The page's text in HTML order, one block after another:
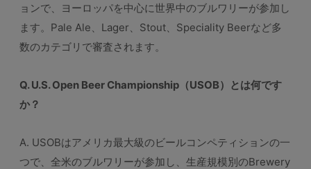
ョンで、ヨーロッパを中心に世界中のブルワリーが参加し
ます。Pale Ale、Lager、Stout、Speciality Beerなど多
数のカテゴリで審査されます。
Q. U.S. Open Beer Championship（USOB）とは何です
か？
A. USOBはアメリカ最大級のビールコンペティションの一
つで、全米のブルワリーが参加し、生産規模別のBrewery